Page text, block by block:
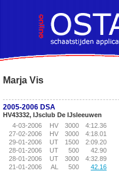
Marja Vis
2005-2006 DSA
HV43332, IJsclub De IJsleeuwen
4-03-2006
HV 3000 4:12.36
27-02-2006
HV 3000 4:18.01
29-01-2006
UT 1500 2:09.20
28-01-2006
UT 500 42.90
28-01-2006
UT 3000 4:32.89
21-01-2006
AL 500 42.16